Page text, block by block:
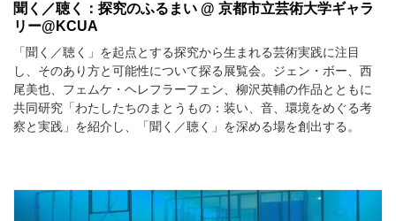
聞く／聴く：探究のふるまい @ 京都市立芸術大学ギャラ
リー@KCUA
「聞く／聴く」を起点とする探究から生まれる芸術実践に注目
し、そのあり方と可能性について探る展覧会。ジェン・ボー、西
尾美也、フェムケ・ヘレフラーフェン、柳沢英輔の作品とともに
共同研究「わたしたちのまとうもの：装い、音、環境をめぐる考
察と実践」を紹介し、「聞く／聴く」を深める場を創出する。